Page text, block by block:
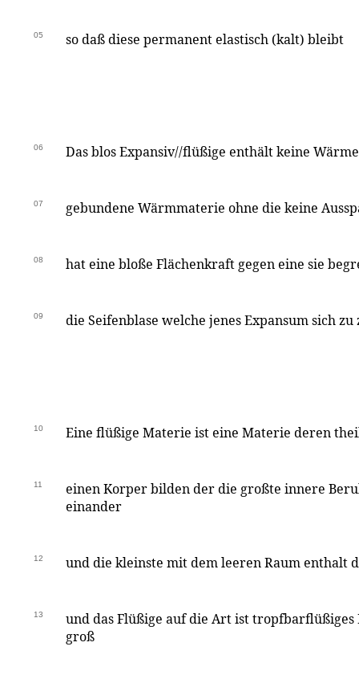
05 so daß diese permanent elastisch (kalt) bleibt
06 Das blos Expansiv//flüßige enthält keine
07 gebundene Wärmmaterie ohne die keine
08 hat eine bloße Flächenkraft gegen eine sie
09 die Seifenblase welche jenes Expansum sich
10 Eine flüßige Materie ist eine Materie deren
11
einen Korper bilden der die großte innere
einander
12 und die kleinste mit dem leeren Raum enthalt
13
und das Flüßige auf die Art ist tropfbarflüßiges
groß